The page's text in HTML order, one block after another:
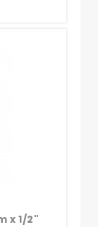
x 1/2"